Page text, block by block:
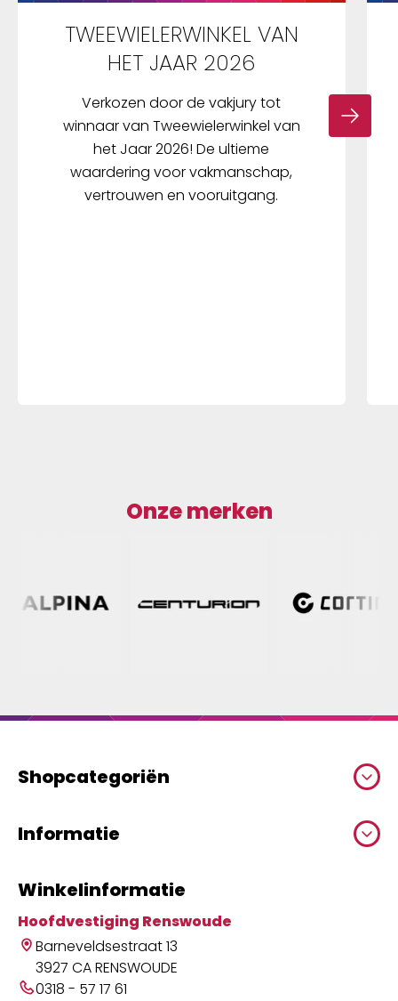
TWEEWIELERWINKEL VAN
HET JAAR 2026
Verkozen door de vakjury tot
winnaar van Tweewielerwinkel van
het Jaar 2026! De ultieme
waardering voor vakmanschap,
vertrouwen en vooruitgang.
Onze merken
Shopcategoriën
Informatie
Winkelinformatie
Hoofdvestiging Renswoude
Barneveldsestraat 13
3927 CA RENSWOUDE
0318 - 57 17 61